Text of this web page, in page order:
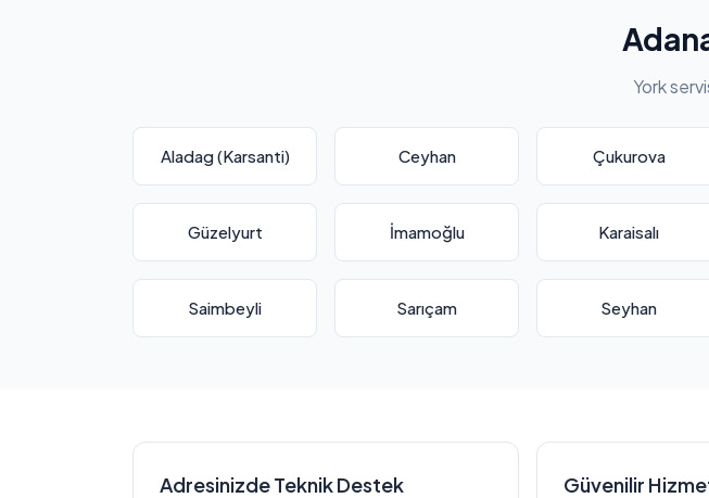
York
Aladag (Karsanti) Ceyhan Çukurova
Güzelyurt İmamoğlu Karaisalı
Saimbeyli Sarıçam Seyhan
Adresinizde Teknik Destek Güvenilir